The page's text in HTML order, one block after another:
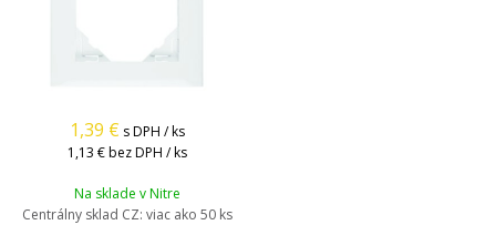
1,39 € s DPH / ks
1,13 € bez DPH / ks
Na sklade v Nitre
Centrálny sklad CZ: viac ako 50 ks